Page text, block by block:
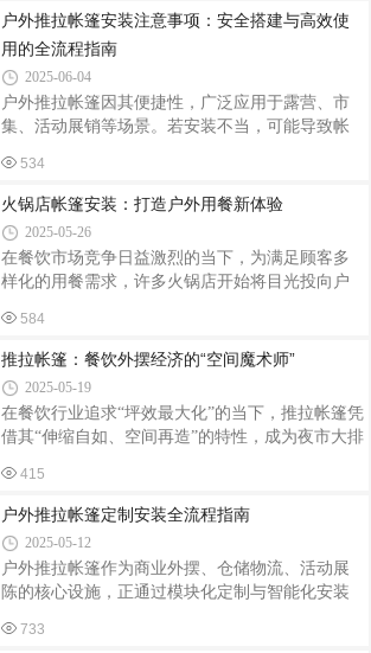
（如树木、电线），顶部距离建筑物至少1米，避
免
前，摊主需精确测量摊位面积。考虑商品展示、
顾客活动空间及通道预留，确保帐篷尺寸恰到好
处。若经营地毯，要为地毯的铺开展示留足空
间，同时方便顾客近距离挑选。比如，小型地毯
摊位可定制3米×3米的帐篷，既能展示多种地毯，
又不会过于拥挤。材质选择帐篷材质直接影响其
耐用性和实用性。面料方面，牛津布防水耐磨、
性
户外推拉帐篷安装注意事项：安全搭建与高效使
用的全流程指南
2025-06-04
户外推拉帐篷因其便捷性，广泛应用于露营、市
集、活动展销等场景。若安装不当，可能导致帐
下从安装前准备、搭建流程、安全防护及使用维
护四个方面，梳理帐篷安装的核心注意事项。
一、安装前准备：环境与工具的双重核查场地选
择与清理地形要求：优先选择平坦、坚实的地
面，避开低洼积水区、斜坡（坡度＞5°）或松软
沙地。若需在草地搭建，需提前清除石块、树枝
等硬物，防止刺穿帐篷底布。空间预留：帐篷四
等障碍物接触，确保推拉轨道顺畅运行。工具
534
火锅店帐篷安装：打造户外用餐新体验
2025-05-26
在餐饮市场竞争日益激烈的当下，为满足顾客多
样化的用餐需求，许多火锅店开始将目光投向户
提供了别具一格的用餐环境，还能在特定季节吸
引更多客源。下面就为大家介绍火锅店帐篷安装
的相关要点。前期规划：精准定位与场地考量明
确帐篷用途与风格火锅店在安装帐篷前，需先明
确帐篷的主要用途。是主打浪漫的情侣用餐，还
是营造热闹的聚会氛围，亦或是作为特色景观吸
引游客打卡？不同的用途决定了帐篷的风格和布
帐篷，搭配柔和的灯光和鲜花装饰；而聚会
584
推拉帐篷：餐饮外摆经济的“空间魔术师”
2025-05-19
在餐饮行业追求“坪效最大化”的当下，推拉帐篷凭
借其“伸缩自如、空间再造”的特性，成为夜市大排
据显示，2024年餐饮行业外摆区域使用推拉帐篷
的商户数量同比增长67%，带动相关市场规模突破
15亿元，其灵活性与实用性正重塑户外餐饮空间
的价值逻辑。一、功能革新：从遮风挡雨到场景
定制推拉帐篷的核心优势在于其可伸缩结构。传
统大排档受天气制约，雨季日均客流量下降40%，
而采用推拉帐篷后，某海鲜烧烤店通过“晴天全开
415
户外推拉帐篷定制安装全流程指南
2025-05-12
户外推拉帐篷作为商业外摆、仓储物流、活动展
陈的核心设施，正通过模块化定制与智能化安装
架+PVC双涂层篷布结构，使帐篷抗风等级达8
733